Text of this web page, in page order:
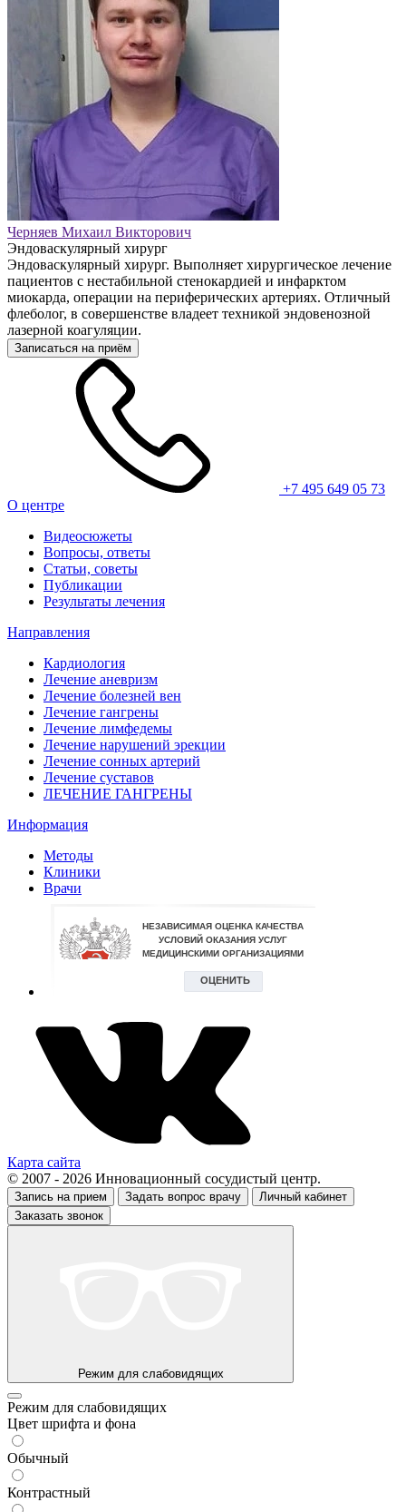
Черняев Михаил Викторович
Эндоваскулярный хирург
Эндоваскулярный хирург. Выполняет хирургическое лечение
пациентов с нестабильной стенокардией и инфарктом
миокарда, операции на периферических артериях. Отличный
флеболог, в совершенстве владеет техникой эндовенозной
лазерной коагуляции.
Записаться на приём
+7 495 649 05 73
О центре
Видеосюжеты
Вопросы, ответы
Статьи, советы
Публикации
Результаты лечения
Направления
Кардиология
Лечение аневризм
Лечение болезней вен
Лечение гангрены
Лечение лимфедемы
Лечение нарушений эрекции
Лечение сонных артерий
Лечение суставов
ЛЕЧЕНИЕ ГАНГРЕНЫ
Информация
Методы
Клиники
Врачи
Карта сайта
© 2007 - 2026 Инновационный сосудистый центр.
Запись на прием Задать вопрос врачу
Личный кабинет
Заказать звонок
Режим для слабовидящих
Режим для слабовидящих
Цвет шрифта и фона
Обычный
Контрастный